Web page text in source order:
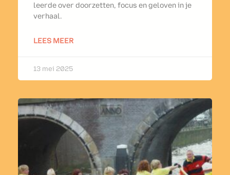
leerde over doorzetten, focus en geloven in je
verhaal.
LEES MEER
13 mei 2025